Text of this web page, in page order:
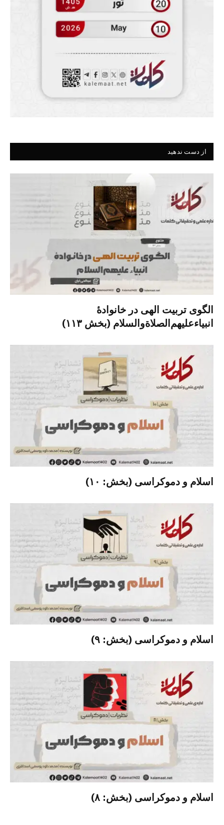
از دست ندهید
الگوی تربیت الهی در خانوادۀ
انبیاءعلیهم‌الصلاةو‌السلام (بخش ۱۱۳)
اسلام و دموکراسی (بخش: ۱۰)
اسلام و دموکراسی (بخش: ۹)
اسلام و دموکراسی (بخش: ۸)